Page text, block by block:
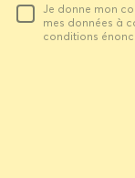
emailJe donne mon
mes données à
conditions